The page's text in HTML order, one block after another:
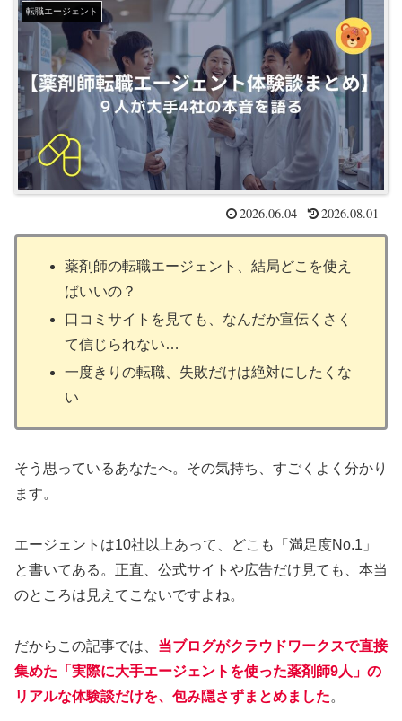
転職エージェント
2026.06.04 2026.08.01
薬剤師の転職エージェント、結局どこを使え
ばいいの？
口コミサイトを見ても、なんだか宣伝くさく
て信じられない…
一度きりの転職、失敗だけは絶対にしたくな
い
そう思っているあなたへ。その気持ち、すごくよく分かり
ます。
エージェントは10社以上あって、どこも「満足度No.1」
と書いてある。正直、公式サイトや広告だけ見ても、本当
のところは見えてこないですよね。
だからこの記事では、 当ブログがクラウドワークスで直接
集めた「実際に大手エージェントを使った薬剤師9人」の
リアルな体験談だけを、包み隠さずまとめました。